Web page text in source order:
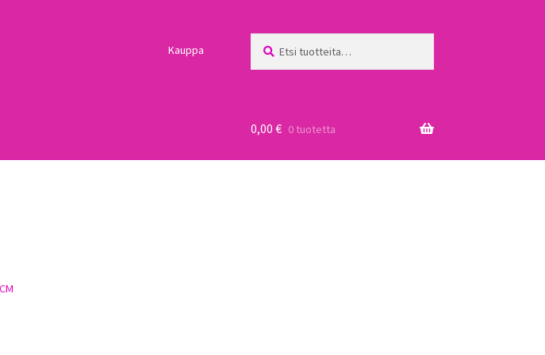
Kauppa
0,00 € 0 tuotetta